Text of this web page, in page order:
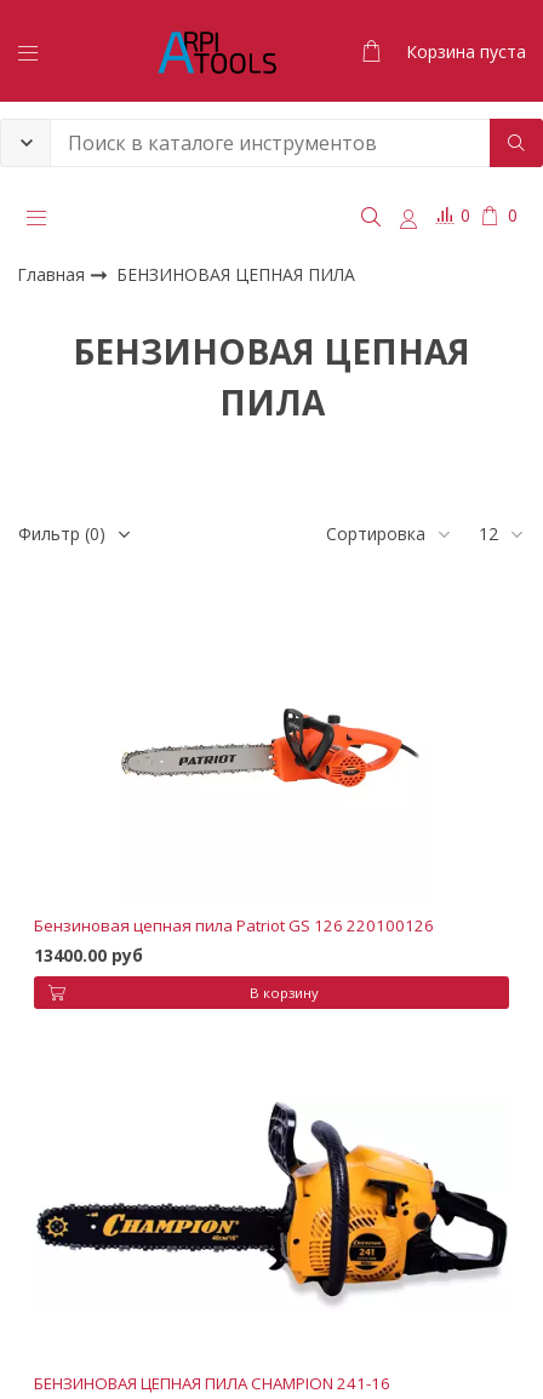
Корзина пуста
0 0
Главная БЕНЗИНОВАЯ ЦЕПНАЯ ПИЛА
БЕНЗИНОВАЯ ЦЕПНАЯ
ПИЛА
Фильтр (0) Сортировка 12
Бензиновая цепная пила Patriot GS 126 220100126
13400.00 руб
В корзину
БЕНЗИНОВАЯ ЦЕПНАЯ ПИЛА CHAMPION 241-16